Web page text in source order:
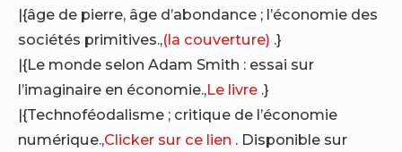
|{âge de pierre, âge d’abondance ; l’économie des
sociétés primitives.,(la couverture) .}
|{Le monde selon Adam Smith : essai sur
l’imaginaire en économie.,Le livre .}
|{Technoféodalisme ; critique de l’économie
numérique.,Clicker sur ce lien . Disponible sur